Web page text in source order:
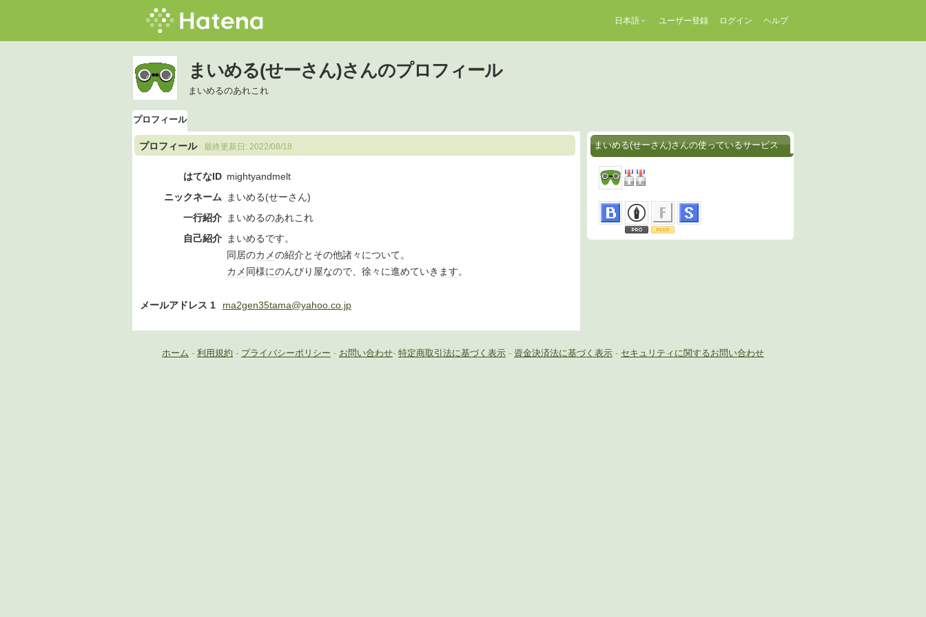
日本語 ユーザー登録 ログイン ヘルプ
まいめる(せーさん)さんのプロフィール
まいめるのあれこれ
プロフィール
プロフィール 最終更新日: 2022/08/18
はてなID mightyandmelt
ニックネーム まいめる(せーさん)
一行紹介 まいめるのあれこれ
自己紹介 まいめるです。
同居のカメの紹介とその他諸々について。
カメ同様にのんびり屋なので、徐々に進めていき ます。
メールアドレス 1 ma2gen35tama@yahoo.co.jp
まいめる(せーさん)さんの使っているサービス
ホーム - 利用規約 - プライバシーポリシー - お問い合わせ- 特定商取引法に基づく表示 - 資金決済法に基づく表示 - セキュリティに関するお問い合わせ